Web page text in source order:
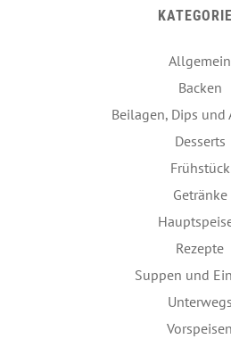
Allgemein
Backen
Beilagen, Dips und
Desserts
Frühstück
Getränke
Rezepte
Suppen und
Unterwegs
Vorspeisen